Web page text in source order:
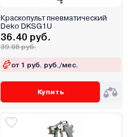
Краскопульт пневматический
Deko DKSG1U
36.40 руб.
39.68 руб.
от 1 руб. руб./мес.
Купить